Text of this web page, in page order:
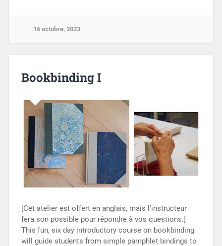
16 octobre, 2023
Bookbinding I
[Cet atelier est offert en anglais, mais l’instructeur
fera son possible pour répondre à vos questions.]
This fun, six day introductory course on bookbinding
will guide students from simple pamphlet bindings to